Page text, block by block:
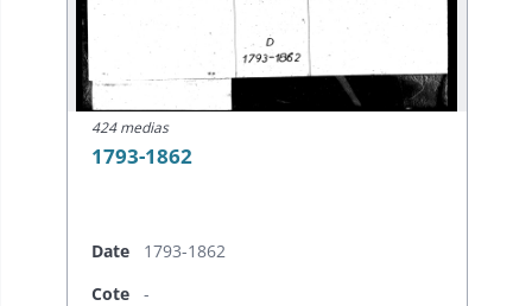
424 medias
1793-1862
Date
1793-1862
Cote
-